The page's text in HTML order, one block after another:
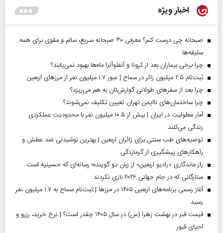
اخبار ویژه
صبحانه چی درست کنم؟ معرفی ۳۰ صبحانه سریع، سالم و مقوی برای همه
سلیقه‌ها
چرا برخی بیماران بعد از کرونا و آنفلوآنزا ماه‌ها بهبود نمی‌یابند؟
ثبت‌نام ۲.۵ میلیون زائر در سماح | عبور ۱.۷ میلیون نفر از مرز‌های اربعین
چرا بعد از سفرهای طولانی گوارش‌تان به هم می‌ریزد؟
چرا ساختمان‌های ناایمن تهران تعیین تکلیف نمی‌شوند؟
آمار معلولیت در ایران | بیش از ۱۰.۵ میلیون نفر با محدودیت عملکردی
زندگی می‌کنند
توصیه‌های طب سنتی برای زائران اربعین | بهترین نوشیدنی ضد عطش و
راهکارهای پیشگیری از گرمازدگی
راز ماندگاری «رادیو اربعین» از زبان دو گوینده؛ رسانه‌ای که حسینیه است
ستارگانی که در جام جهانی ۲۰۲۶ بازی نکردند
آغاز رسمی برنامه‌های اربعین ۱۴۰۵ در مرز‌ها | ثبت‌نام سماح به ۱.۷ میلیون نفر
رسید
قیمت قبر در بهشت زهرا (س) در سال ۱۴۰۵ چقدر است؟ | نرخ خرید، رزرو و
احیای قبور